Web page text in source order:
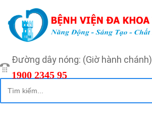
Đường dây nóng: (Giờ hành chánh)
1900 2345 95